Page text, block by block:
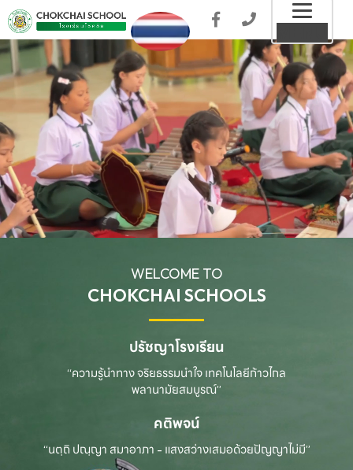
WELCOME TO
CHOKCHAI SCHOOLS
ปรัชญาโรงเรียน
“ความรู้นำทาง จริยธรรมนำใจ เทคโนโลยีก้าวไกล
พลานามัยสมบูรณ์”
คติพจน์
“นตฺถิ ปณฺญา สมาอาภา - แสงสว่างเสมอด้วยปัญญาไม่มี”